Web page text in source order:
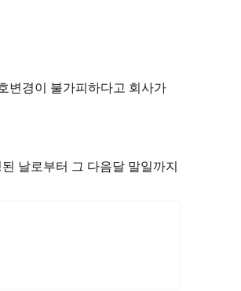
변경이 불가피하다고 회사가
날로부터 그 다음달 말일까지